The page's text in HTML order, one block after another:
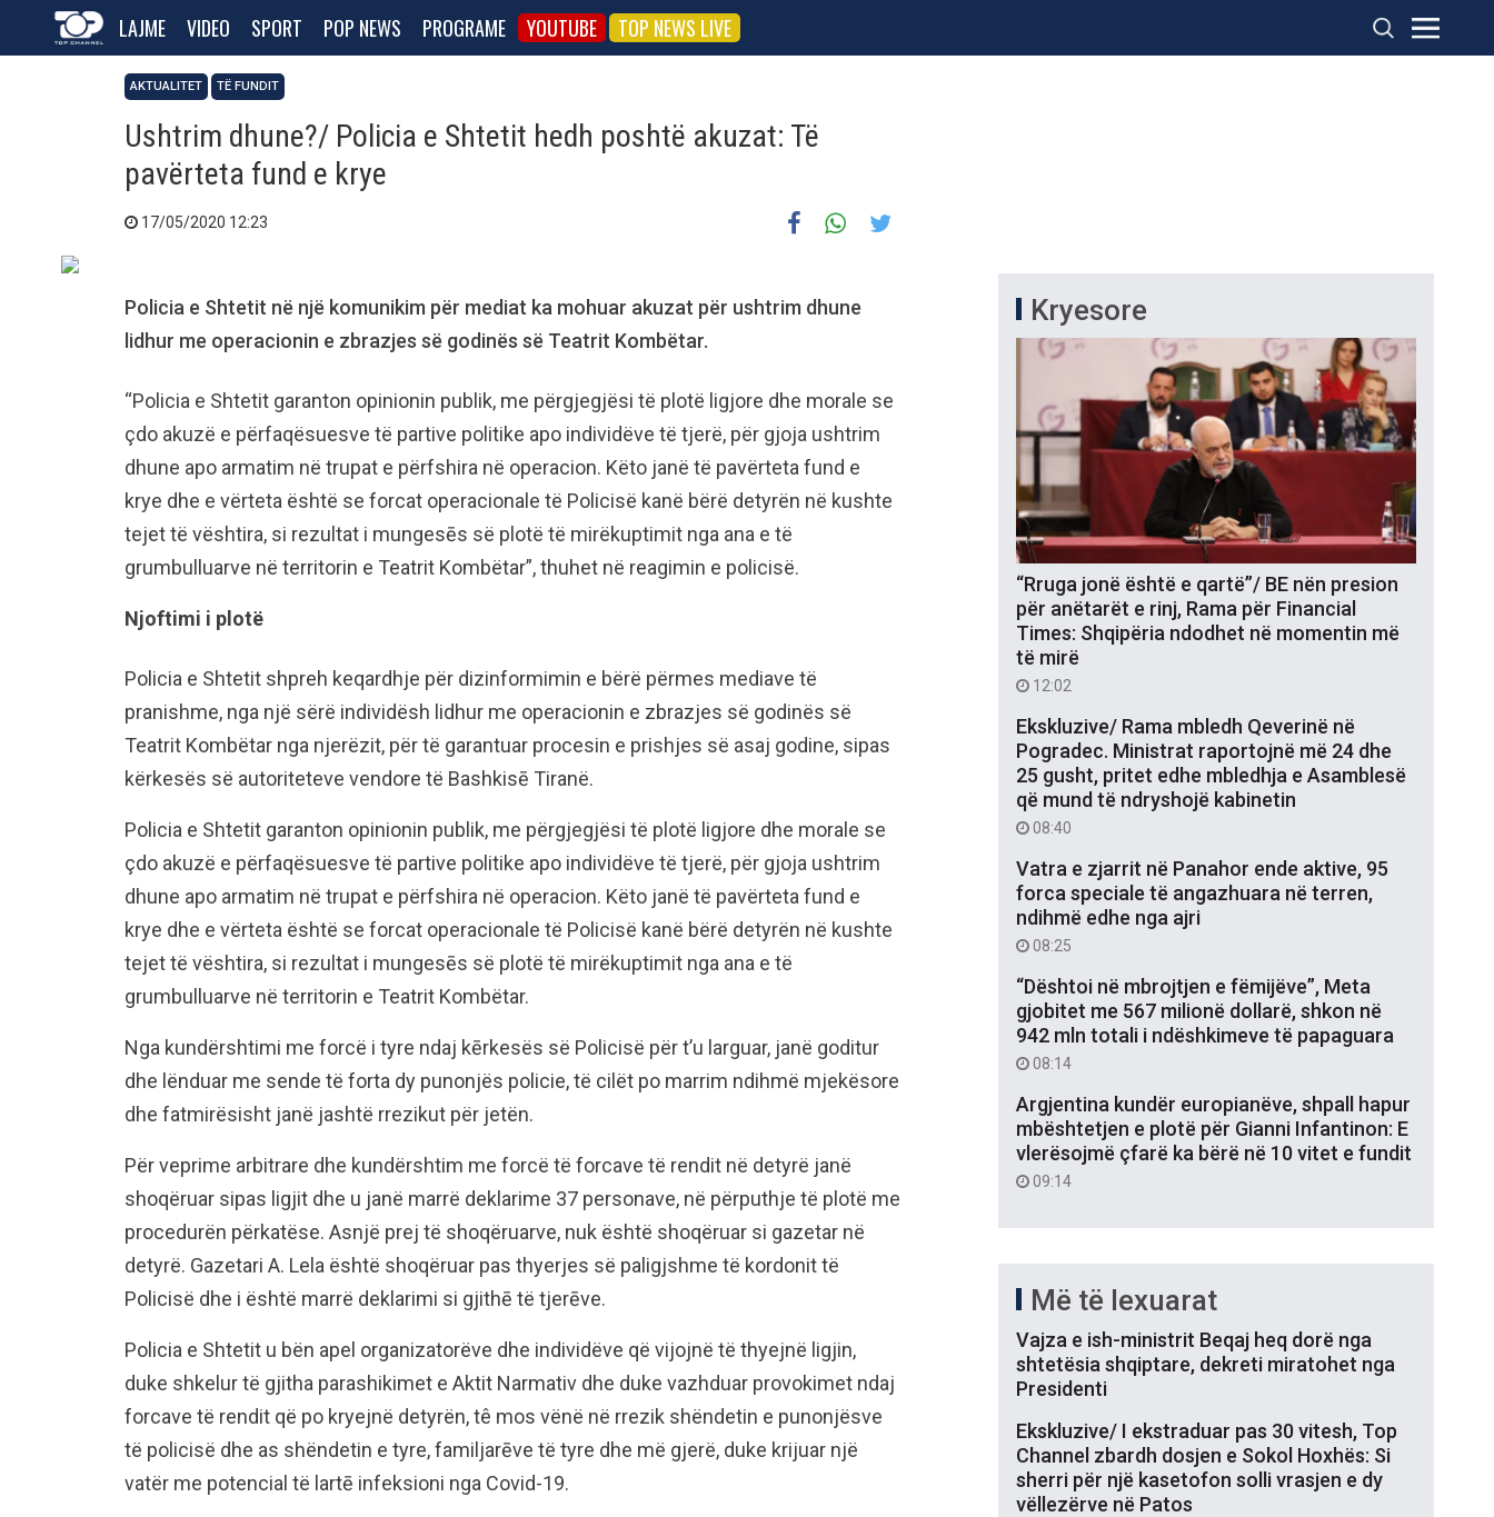
LAJME VIDEO SPORT POP NEWS PROGRAME YOUTUBE TOP NEWS LIVE
AKTUALITET TË FUNDIT
Ushtrim dhune?/ Policia e Shtetit hedh poshtë akuzat: Të
pavërteta fund e krye
17/05/2020 12:23
Policia e Shtetit në një komunikim për mediat ka mohuar akuzat për ushtrim dhune
lidhur me operacionin e zbrazjes së godinës së Teatrit Kombëtar.
“Policia e Shtetit garanton opinionin publik, me përgjegjësi të plotë ligjore dhe morale se
çdo akuzë e përfaqësuesve të partive politike apo individëve të tjerë, për gjoja ushtrim
dhune apo armatim në trupat e përfshira në operacion. Këto janë të pavërteta fund e
krye dhe e vërteta është se forcat operacionale të Policisë kanë bërë detyrën në kushte
tejet të vështira, si rezultat i mungesēs së plotë të mirëkuptimit nga ana e të
grumbulluarve në territorin e Teatrit Kombëtar”, thuhet në reagimin e policisë.
Njoftimi i plotë
Policia e Shtetit shpreh keqardhje për dizinformimin e bërë përmes mediave të
pranishme, nga një sërë individësh lidhur me operacionin e zbrazjes së godinës së
Teatrit Kombëtar nga njerëzit, për të garantuar procesin e prishjes së asaj godine, sipas
kërkesës së autoriteteve vendore të Bashkisē Tiranë.
Policia e Shtetit garanton opinionin publik, me përgjegjësi të plotë ligjore dhe morale se
çdo akuzë e përfaqësuesve të partive politike apo individëve të tjerë, për gjoja ushtrim
dhune apo armatim në trupat e përfshira në operacion. Këto janë të pavërteta fund e
krye dhe e vërteta është se forcat operacionale të Policisë kanë bërë detyrën në kushte
tejet të vështira, si rezultat i mungesēs së plotë të mirëkuptimit nga ana e të
grumbulluarve në territorin e Teatrit Kombëtar.
Nga kundërshtimi me forcë i tyre ndaj kērkesës së Policisë për t’u larguar, janë goditur
dhe lënduar me sende të forta dy punonjës policie, të cilët po marrim ndihmë mjekësore
dhe fatmirësisht janë jashtë rrezikut për jetën.
Për veprime arbitrare dhe kundërshtim me forcë të forcave të rendit në detyrë janë
shoqëruar sipas ligjit dhe u janë marrë deklarime 37 personave, në përputhje të plotë me
procedurën përkatëse. Asnjë prej të shoqëruarve, nuk është shoqëruar si gazetar në
detyrë. Gazetari A. Lela është shoqëruar pas thyerjes së paligjshme të kordonit të
Policisë dhe i është marrë deklarimi si gjithē të tjerēve.
Policia e Shtetit u bën apel organizatorëve dhe individëve që vijojnë të thyejnë ligjin,
duke shkelur të gjitha parashikimet e Aktit Narmativ dhe duke vazhduar provokimet ndaj
forcave të rendit që po kryejnë detyrën, tê mos vënë në rrezik shëndetin e punonjësve
të policisë dhe as shëndetin e tyre, familjarēve të tyre dhe më gjerë, duke krijuar një
vatër me potencial të lartē infeksioni nga Covid-19.
Kryesore
“Rruga jonë është e qartë”/ BE nën presion
për anëtarët e rinj, Rama për Financial
Times: Shqipëria ndodhet në momentin më
të mirë
12:02
Ekskluzive/ Rama mbledh Qeverinë në
Pogradec. Ministrat raportojnë më 24 dhe
25 gusht, pritet edhe mbledhja e Asamblesë
që mund të ndryshojë kabinetin
08:40
Vatra e zjarrit në Panahor ende aktive, 95
forca speciale të angazhuara në terren,
ndihmë edhe nga ajri
08:25
“Dështoi në mbrojtjen e fëmijëve”, Meta
gjobitet me 567 milionë dollarë, shkon në
942 mln totali i ndëshkimeve të papaguara
08:14
Argjentina kundër europianëve, shpall hapur
mbështetjen e plotë për Gianni Infantinon: E
vlerësojmë çfarë ka bërë në 10 vitet e fundit
09:14
Më të lexuarat
Vajza e ish-ministrit Beqaj heq dorë nga
shtetësia shqiptare, dekreti miratohet nga
Presidenti
Ekskluzive/ I ekstraduar pas 30 vitesh, Top
Channel zbardh dosjen e Sokol Hoxhës: Si
sherri për një kasetofon solli vrasjen e dy
vëllezërve në Patos